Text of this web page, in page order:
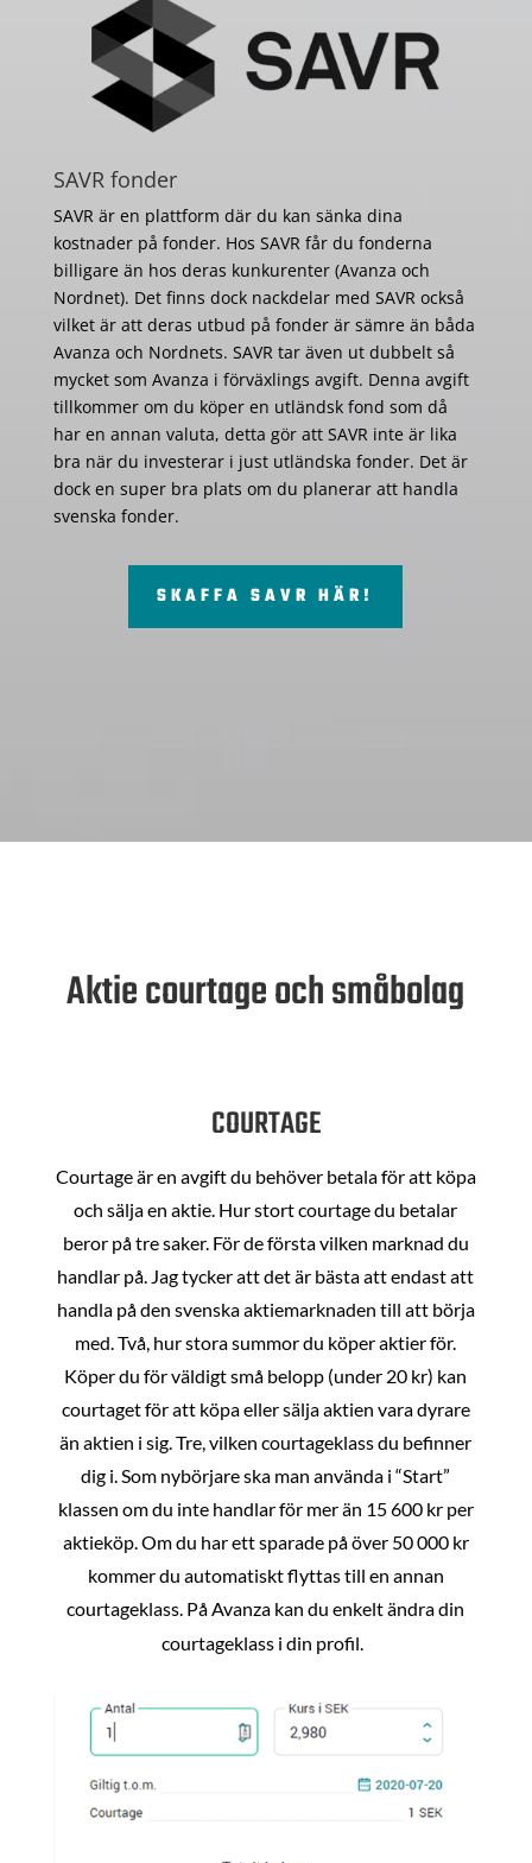
SAVR fonder
SAVR är en plattform där du kan sänka dina
kostnader på fonder. Hos SAVR får du fonderna
billigare än hos deras kunkurenter (Avanza och
Nordnet). Det finns dock nackdelar med SAVR också
vilket är att deras utbud på fonder är sämre än båda
Avanza och Nordnets. SAVR tar även ut dubbelt så
mycket som Avanza i förväxlings avgift. Denna avgift
tillkommer om du köper en utländsk fond som då
har en annan valuta, detta gör att SAVR inte är lika
bra när du investerar i just utländska fonder. Det är
dock en super bra plats om du planerar att handla
svenska fonder.
SKAFFA SAVR HÄR!
Aktie courtage och småbolag
COURTAGE
Courtage är en avgift du behöver betala för att köpa
och sälja en aktie. Hur stort courtage du betalar
beror på tre saker. För de första vilken marknad du
handlar på. Jag tycker att det är bästa att endast att
handla på den svenska aktiemarknaden till att börja
med. Två, hur stora summor du köper aktier för.
Köper du för väldigt små belopp (under 20 kr) kan
courtaget för att köpa eller sälja aktien vara dyrare
än aktien i sig. Tre, vilken courtageklass du befinner
dig i. Som nybörjare ska man använda i “Start”
klassen om du inte handlar för mer än 15 600 kr per
aktieköp. Om du har ett sparade på över 50 000 kr
kommer du automatiskt flyttas till en annan
courtageklass. På Avanza kan du enkelt ändra din
courtageklass i din profil.